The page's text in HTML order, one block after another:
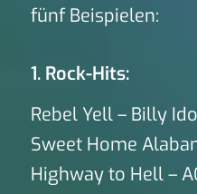
fünf Beispielen:
1. Rock-Hits:
Rebel Yell – Billy
Sweet Home
Highway to Hell –